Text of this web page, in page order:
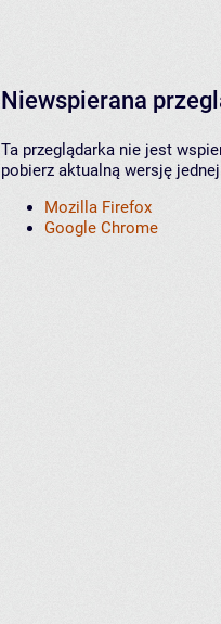
Niewspierana
Ta przeglądarka nie jest
pobierz aktualną wersję
Mozilla Firefox
Google Chrome